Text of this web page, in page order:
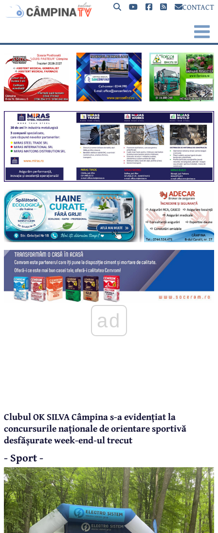
CONTACT
ad
Clubul OK SILVA Câmpina s-a evidențiat la
concursurile naționale de orientare sportivă
desfășurate week-end-ul trecut
- Sport -